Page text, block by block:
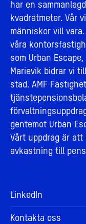
har en
kvadratmeter. Vår
människor vill
våra
som Urban
Marievik bidrar vi
stad. AMF
gentemot Urban
Vårt uppdrag är
avkastning till
LinkedIn
Kontakta oss